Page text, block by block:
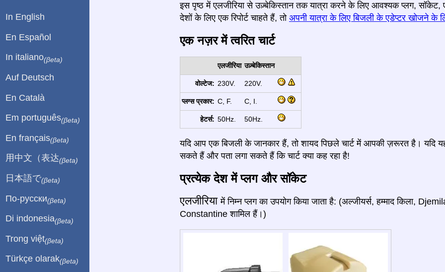
इस पृष्ठ में एलजीरिया से उज़्बेकिस्तान तक यात्रा करने के लिए आवश्यक प्लग,
देशों के लिए एक रिपोर्ट चाहते हैं, तो अपनी यात्रा के लिए बिजली के एडेप्टर खोजने के
एक नज़र में त्वरित चार्ट
एलजीरिया उज़्बेकिस्तान
वोल्टेज: 230V. 220V.
प्लग्स प्रकार: C, F. C, I.
हेटर्स: 50Hz. 50Hz.
यदि आप एक बिजली के जानकार हैं, तो शायद पिछले चार्ट में आपकी ज़रूरत है। यदि
सकते हैं और पता लगा सकते हैं कि चार्ट क्या कह रहा है!
प्रत्येक देश में प्लग और सॉकेट
एलजीरियामें निम्न प्लग का उपयोग किया जाता है: (अल्जीयर्स, हम्माद किला,
Constantine शामिल हैं।)
In English
En Español
In italiano(βeta)
Auf Deutsch
En Català
Em português(βeta)
En français(βeta)
用中文（表达(βeta)
日本語で(βeta)
По-русски(βeta)
Di indonesia(βeta)
Trong việt(βeta)
Türkçe olarak(βeta)